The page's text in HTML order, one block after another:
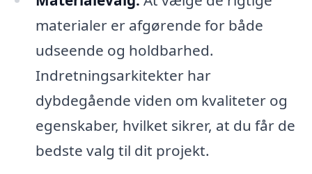
materialer er afgørende for både
udseende og holdbarhed.
Indretningsarkitekter har
dybdegående viden om kvaliteter og
egenskaber, hvilket sikrer, at du får de
bedste valg til dit projekt.